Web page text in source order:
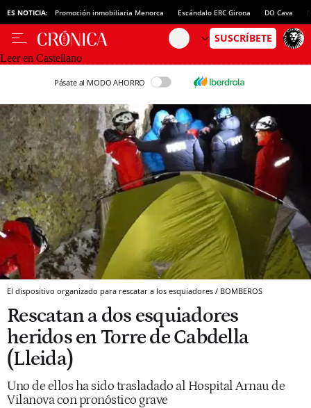
ES NOTICIA: Promoción inmobiliaria Menorca Escándalo ERC Girona DO Cava
Leer en Castellano
Pásate al MODO AHORRO
El dispositivo organizado para rescatar a los esquiadores / BOMBEROS
Rescatan a dos esquiadores
heridos en Torre de Cabdella
(Lleida)
Uno de ellos ha sido trasladado al Hospital Arnau de
Vilanova con pronóstico grave